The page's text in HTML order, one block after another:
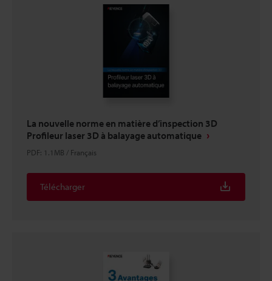
La nouvelle norme en matière d’inspection 3D
Profileur laser 3D à balayage automatique
PDF: 1.1MB / Français
Télécharger